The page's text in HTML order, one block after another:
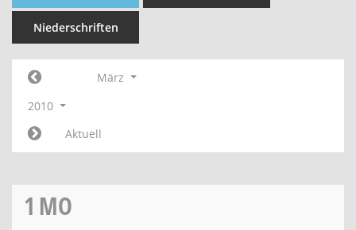
Niederschriften
März
2010
Aktuell
1 MO